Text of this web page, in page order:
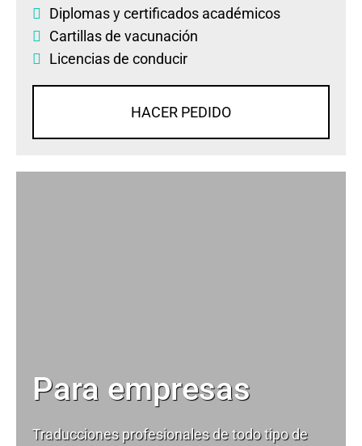
Diplomasycertificados académicos
Cartillas de vacunación
Licencias de conducir
HACER PEDIDO
Para empresas
Traducciones profesionales de todo tipo de